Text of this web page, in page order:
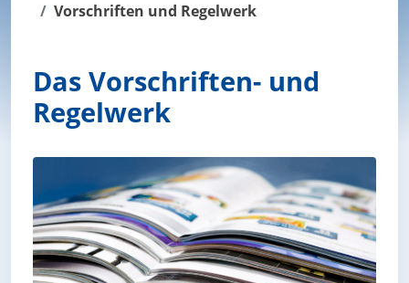
Vorschriften und Regelwerk
Das Vorschriften- und
Regelwerk